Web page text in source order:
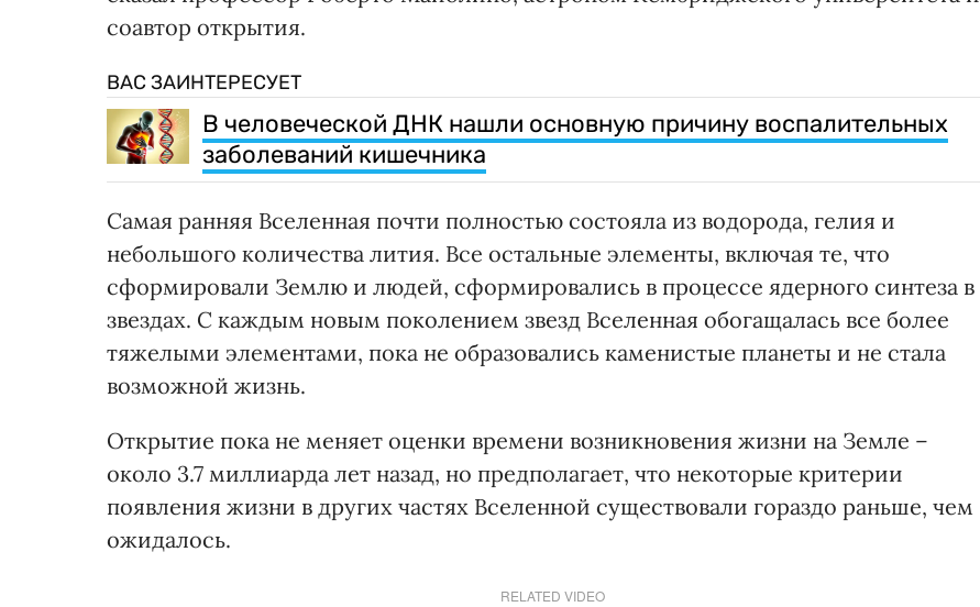
соавтор открытия.
ВАС ЗАИНТЕРЕСУЕТ
В человеческой ДНК нашли основную причину воспалительных
заболеваний кишечника
Самая ранняя Вселенная почти полностью состояла из водорода, гелия и
небольшого количества лития. Все остальные элементы, включая те, что
сформировали Землю и людей, сформировались в процессе ядерного синтеза в
звездах. С каждым новым поколением звезд Вселенная обогащалась все более
тяжелыми элементами, пока не образовались каменистые планеты и не стала
возможной жизнь.
Открытие пока не меняет оценки времени возникновения жизни на Земле –
около 3.7 миллиарда лет назад, но предполагает, что некоторые критерии
появления жизни в других частях Вселенной существовали гораздо раньше, чем
ожидалось.
RELATED VIDEO